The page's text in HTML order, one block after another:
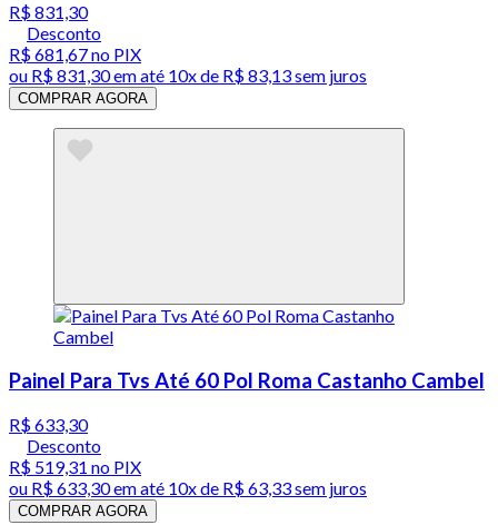
R$ 831,30
Desconto
R$ 681,67no PIX
ou R$ 831,30em até 10x de R$ 83,13 sem juros
COMPRAR AGORA
Painel Para Tvs Até 60 Pol Roma Castanho Cambel
R$ 633,30
Desconto
R$ 519,31 no PIX
ou R$ 633,30em até 10x de R$ 63,33 sem juros
COMPRAR AGORA